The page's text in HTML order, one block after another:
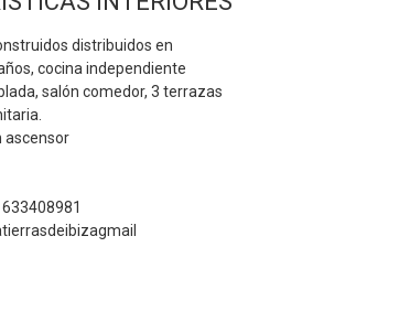
distribuidos en
cocina independiente
salón comedor, 3 terrazas
ascensor